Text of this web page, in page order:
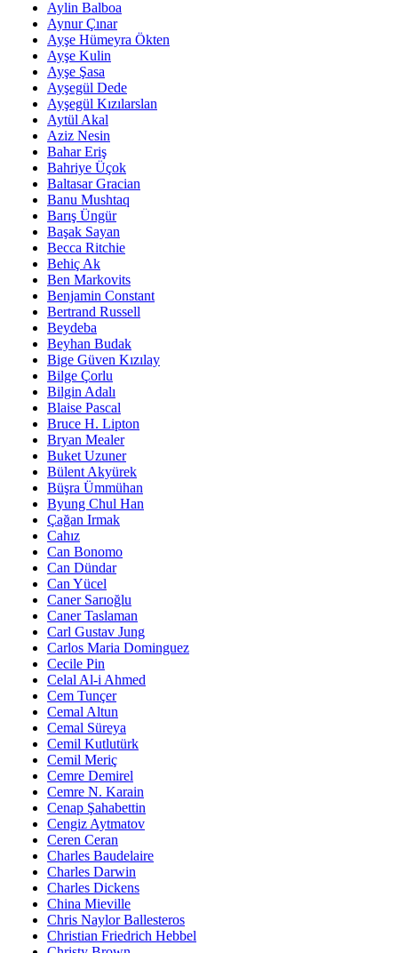
Aylin Balboa
Aynur Çınar
Ayşe Hümeyra Ökten
Ayşe Kulin
Ayşe Şasa
Ayşegül Dede
Ayşegül Kızılarslan
Aytül Akal
Aziz Nesin
Bahar Eriş
Bahriye Üçok
Baltasar Gracian
Banu Mushtaq
Barış Üngür
Başak Sayan
Becca Ritchie
Behiç Ak
Ben Markovits
Benjamin Constant
Bertrand Russell
Beydeba
Beyhan Budak
Bige Güven Kızılay
Bilge Çorlu
Bilgin Adalı
Blaise Pascal
Bruce H. Lipton
Bryan Mealer
Buket Uzuner
Bülent Akyürek
Büşra Ümmühan
Byung Chul Han
Çağan Irmak
Cahız
Can Bonomo
Can Dündar
Can Yücel
Caner Sarıoğlu
Caner Taslaman
Carl Gustav Jung
Carlos Maria Dominguez
Cecile Pin
Celal Al-i Ahmed
Cem Tunçer
Cemal Altun
Cemal Süreya
Cemil Kutlutürk
Cemil Meriç
Cemre Demirel
Cemre N. Karain
Cenap Şahabettin
Cengiz Aytmatov
Ceren Ceran
Charles Baudelaire
Charles Darwin
Charles Dickens
China Mieville
Chris Naylor Ballesteros
Christian Friedrich Hebbel